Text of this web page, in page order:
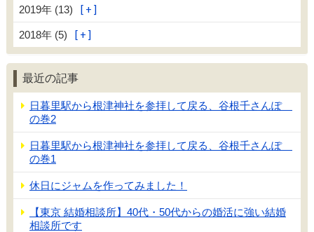
2019年 (13)
2018年 (5)
最近の記事
日暮里駅から根津神社を参拝して戻る、谷根千さんぽ
の巻2
日暮里駅から根津神社を参拝して戻る、谷根千さんぽ
の巻1
休日にジャムを作ってみました！
【東京 結婚相談所】40代・50代からの婚活に強い結婚
相談所です